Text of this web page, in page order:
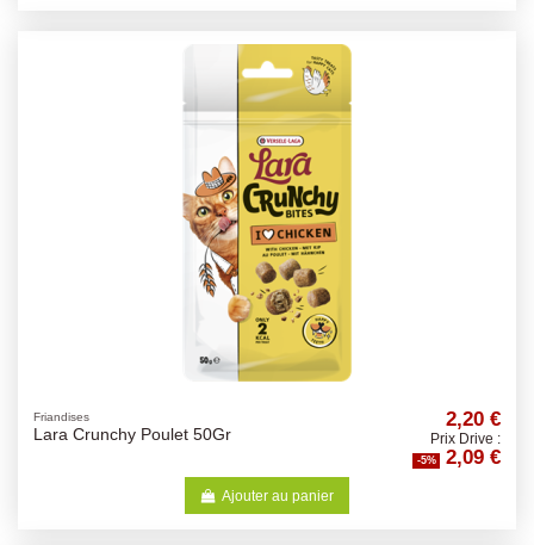
Friandises
Lara Crunchy Poulet 50Gr
2,20 €
Prix Drive :
-5% 2,09 €
Ajouter au panier